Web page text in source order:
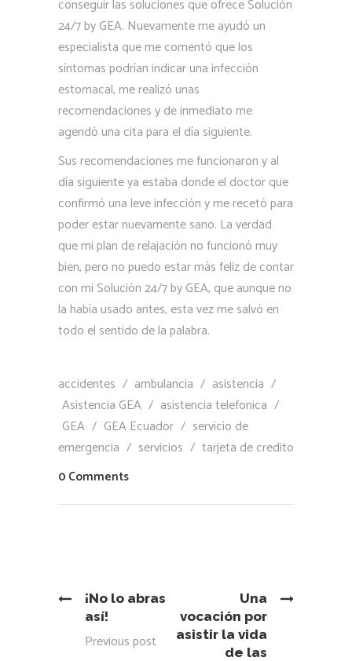
conseguir las soluciones que ofrece Solución
24/7 by GEA. Nuevamente me ayudó un
especialista que me comentó que los
síntomas podrían indicar una infección
estomacal, me realizó unas
recomendaciones y de inmediato me
agendó una cita para el día siguiente.
Sus recomendaciones me funcionaron y al
día siguiente ya estaba donde el doctor que
confirmó una leve infección y me recetó para
poder estar nuevamente sano. La verdad
que mi plan de relajación no funcionó muy
bien, pero no puedo estar más feliz de contar
con mi Solución 24/7 by GEA, que aunque no
la había usado antes, esta vez me salvó en
todo el sentido de la palabra.
accidentes / ambulancia / asistencia /
Asistencia GEA / asistencia telefonica /
GEA / GEA Ecuador / servicio de
emergencia / servicios / tarjeta de credito
0 Comments
¡No lo abras
así!
Previous post
Una
vocación por
asistir la vida
de las